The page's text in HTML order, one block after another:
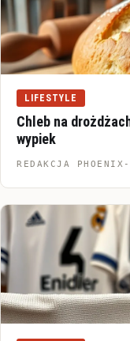
LIFESTYLE
Chleb na
wypiek
REDAKCJA